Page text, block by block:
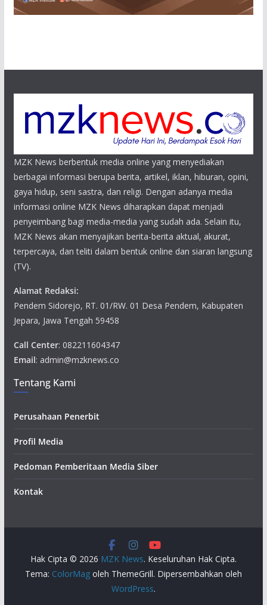
MZK News berbentuk media online yang menyediakan
berbagai informasi berupa berita, artikel, iklan, hiburan, opini,
gaya hidup, seni sastra, dan religi. Dengan adanya media
informasi online MZK News diharapkan dapat menjadi
penyeimbang bagi media-media yang sudah ada. Selain itu,
MZK News akan menyajikan berita-berita aktual, akurat,
terpercaya, dan teliti dalam bentuk online dan siaran langsung
(TV).
Alamat Redaksi:
Pendem Sidorejo, RT. 01/RW. 01 Desa Pendem, Kabupaten
Jepara, Jawa Tengah 59458
Call Center: 082211604347
Email: admin@mzknews.co
Tentang Kami
Perusahaan Penerbit
Profil Media
Pedoman Pemberitaan Media Siber
Kontak
Hak Cipta © 2026 MZK News. Keseluruhan Hak Cipta.
Tema: ColorMagoleh ThemeGrill. Dipersembahkan oleh
WordPress.